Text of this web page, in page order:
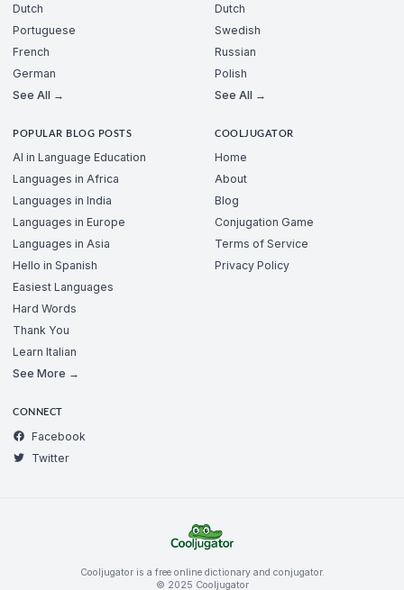
Dutch
Portuguese
French
German
See All →
Dutch
Swedish
Russian
Polish
See All →
POPULAR BLOG POSTS
AI in Language Education
Languages in Africa
Languages in India
Languages in Europe
Languages in Asia
Hello in Spanish
Easiest Languages
Hard Words
Thank You
Learn Italian
See More →
COOLJUGATOR
Home
About
Blog
Conjugation Game
Terms of Service
Privacy Policy
CONNECT
Facebook
Twitter
Cooljugator is a free online dictionary and conjugator.
© 2025 Cooljugator